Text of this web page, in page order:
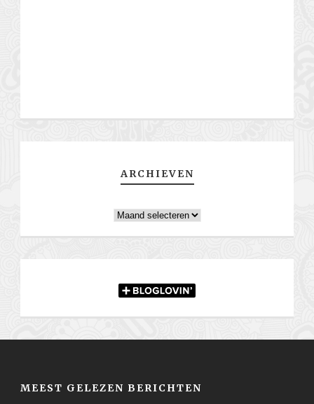
ARCHIEVEN
Archieven
MEEST GELEZEN BERICHTEN